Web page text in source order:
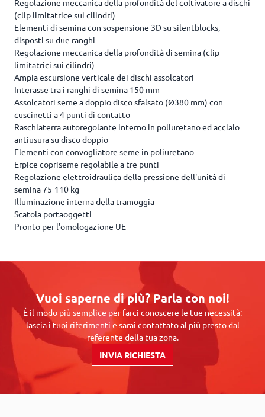
Regolazione meccanica della profondità del coltivatore a dischi
(clip limitatrice sui cilindri)
Elementi di semina con sospensione 3D su silentblocks,
disposti su due ranghi
Regolazione meccanica della profondità di semina (clip
limitatrici sui cilindri)
Ampia escursione verticale dei dischi assolcatori
Interasse tra i ranghi di semina 150 mm
Assolcatori seme a doppio disco sfalsato (Ø380 mm) con
cuscinetti a 4 punti di contatto
Raschiaterra autoregolante interno in poliuretano ed acciaio
antiusura su disco doppio
Elementi con convogliatore seme in poliuretano
Erpice copriseme regolabile a tre punti
Regolazione elettroidraulica della pressione dell'unità di
semina 75-110 kg
Illuminazione interna della tramoggia
Scatola portaoggetti
Pronto per l'omologazione UE
Vuoi saperne di più? Parla con noi!
È il modo più semplice per farci conoscere le tue necessità:
lascia i tuoi riferimenti e sarai contattato al più presto dal
referente della tua zona.
INVIA RICHIESTA